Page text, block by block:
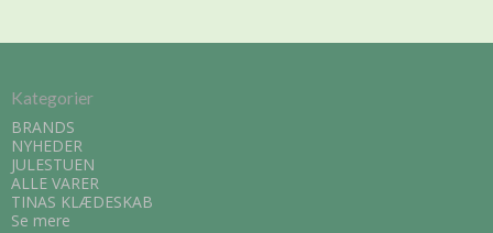
Kategorier
BRANDS
NYHEDER
JULESTUEN
ALLE VARER
TINAS KLÆDESKAB
Se mere